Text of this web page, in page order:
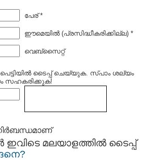
പേര് *
ഈമെയില്‍ (പ്രസിദ്ധീകരിക്കില്ല) *
വെബ്സൈറ്റ്
ടൈപ്പ്‌ ചെയ്യുക. സ്പാം ശല്യം
സഹകരിക്കുക!
മലയാളത്തില്‍ ടൈപ്പ്